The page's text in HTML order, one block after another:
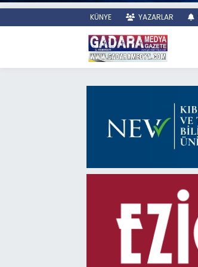
KÜNYE YAZARLAR